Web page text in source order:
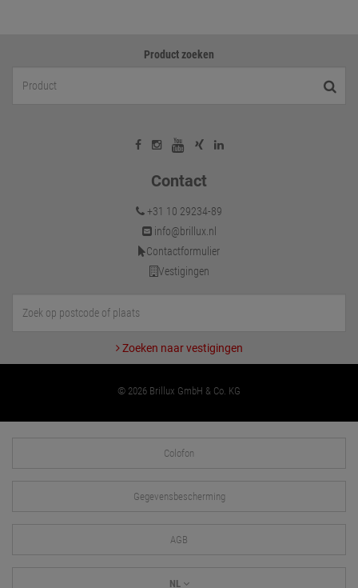
Product zoeken
Contact
+31 10 29234-89
info@brillux.nl
Contactformulier
Vestigingen
Zoeken naar vestigingen
© 2026 Brillux GmbH & Co. KG
Colofon
Gegevensbescherming
AGB
NL